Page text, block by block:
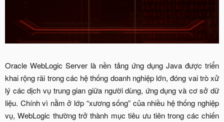
Oracle WebLogic Server là nền tảng ứng dụng Java được triển
khai rộng rãi trong các hệ thống doanh nghiệp lớn, đóng vai trò xử
lý các dịch vụ trung gian giữa người dùng, ứng dụng và cơ sở dữ
liệu. Chính vì nằm ở lớp “xương sống” của nhiều hệ thống nghiệp
vụ, WebLogic thường trở thành mục tiêu ưu tiên trong các chiến